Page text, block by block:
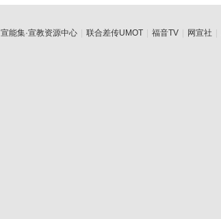
宣能集·宣教资源中心 联合差传UMOT 福音TV 网宣社